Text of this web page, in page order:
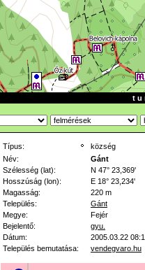
t u
Típus:
község
Név:
Gánt
Szélesség (lat):
N 47° 23,369'
Hosszúság (lon):
E 18° 23,234'
Magasság:
220 m
Település:
Gánt
Megye:
Fejér
Bejelentő:
gyu.
Dátum:
2005.03.22
Település bemutatása:
vendegvaro.hu